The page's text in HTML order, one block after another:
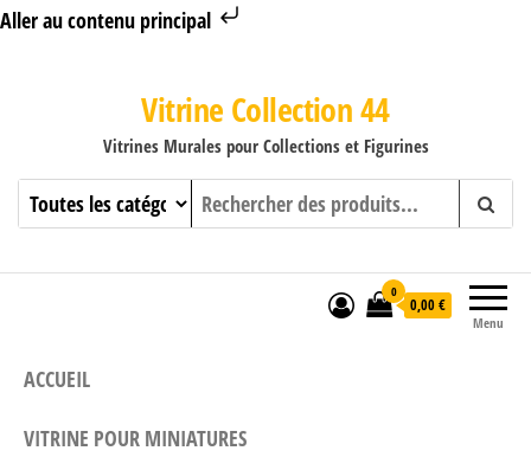
Aller au contenu principal
Vitrine Collection 44
Vitrines Murales pour Collections et Figurines
Menu
0
0,00 €
ACCUEIL
VITRINE POUR MINIATURES